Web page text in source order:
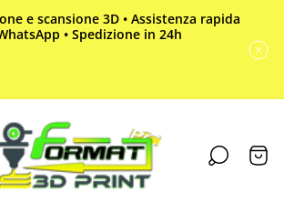
e scansione 3D • Assistenza rapida
• Spedizione in 24h
del
negozio"
del